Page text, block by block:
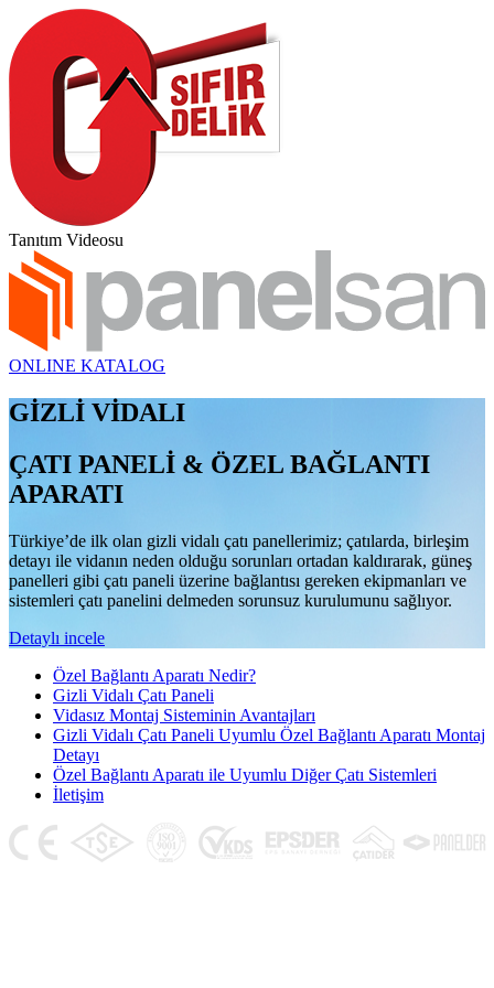
Tanıtım Videosu
ONLINE KATALOG
GİZLİ VİDALI
ÇATI PANELİ & ÖZEL BAĞLANTI
APARATI
Türkiye’de ilk olan gizli vidalı çatı panellerimiz; çatılarda, birleşim
detayı ile vidanın neden olduğu sorunları ortadan kaldırarak, güneş
panelleri gibi çatı paneli üzerine bağlantısı gereken ekipmanları ve
sistemleri çatı panelini delmeden sorunsuz kurulumunu sağlıyor.
Detaylı incele
Özel Bağlantı Aparatı Nedir?
Gizli Vidalı Çatı Paneli
Vidasız Montaj Sisteminin Avantajları
Gizli Vidalı Çatı Paneli Uyumlu Özel Bağlantı Aparatı Montaj
Detayı
Özel Bağlantı Aparatı ile Uyumlu Diğer Çatı Sistemleri
İletişim